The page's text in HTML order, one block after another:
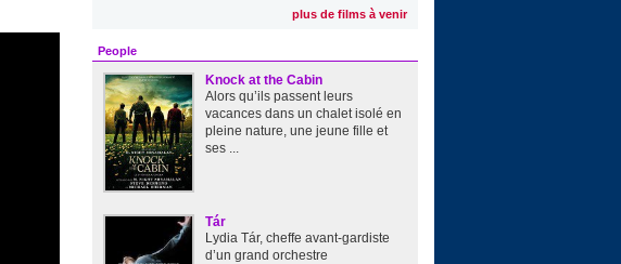
plus de films à venir
People
Knock at the Cabin
Alors qu’ils passent leurs
vacances dans un chalet isolé en
pleine nature, une jeune fille et
ses ...
Tár
Lydia Tár, cheffe avant-gardiste
d’un grand orchestre